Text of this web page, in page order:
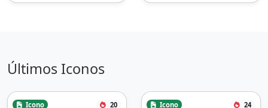
Últimos Iconos
Icono 20 Icono 24